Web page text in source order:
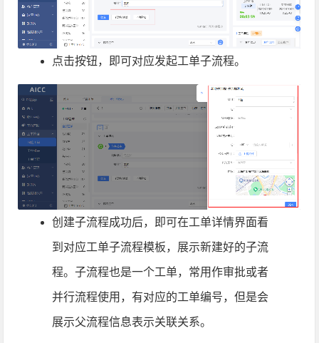
点击按钮，即可对应发起工单子流程。
创建子流程成功后，即可在工单详情界面看
到对应工单子流程模板，展示新建好的子流
程。子流程也是一个工单，常用作审批或者
并行流程使用，有对应的工单编号，但是会
展示父流程信息表示关联关系。